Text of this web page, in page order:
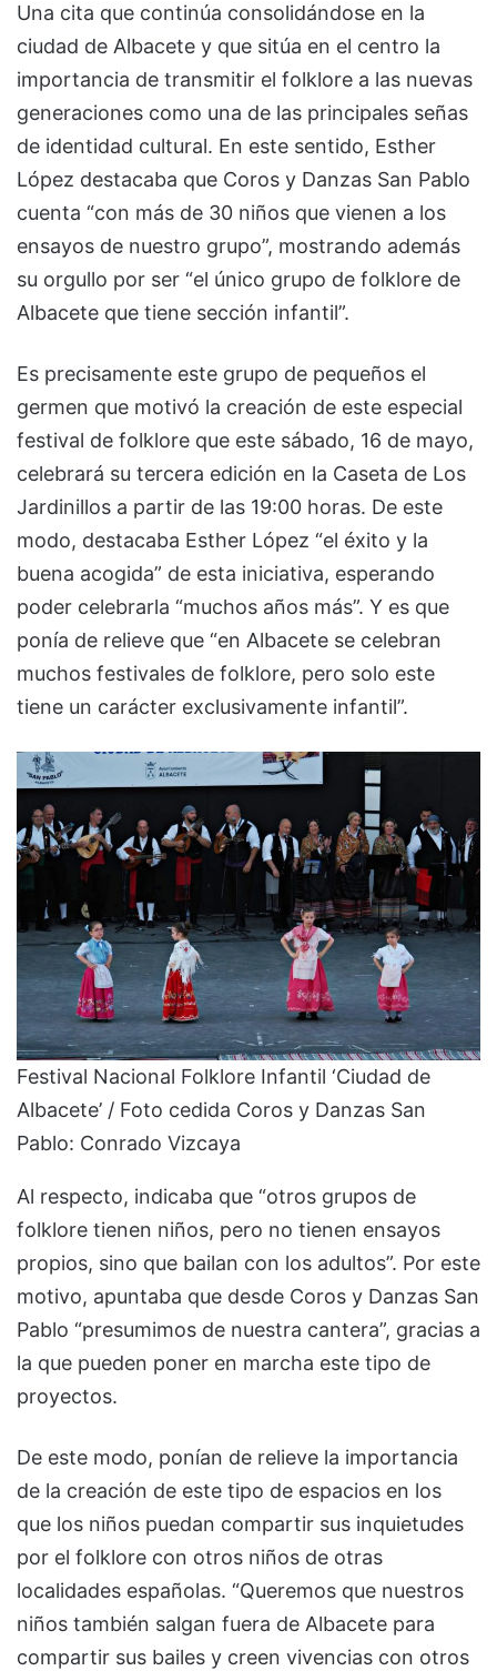
Una cita que continúa consolidándose en la
ciudad de Albacete y que sitúa en el centro la
importancia de transmitir el folklore a las nuevas
generaciones como una de las principales señas
de identidad cultural. En este sentido, Esther
López destacaba que Coros y Danzas San Pablo
cuenta “con más de 30 niños que vienen a los
ensayos de nuestro grupo”, mostrando además
su orgullo por ser “el único grupo de folklore de
Albacete que tiene sección infantil”.
Es precisamente este grupo de pequeños el
germen que motivó la creación de este especial
festival de folklore que este sábado, 16 de mayo,
celebrará su tercera edición en la Caseta de Los
Jardinillos a partir de las 19:00 horas. De este
modo, destacaba Esther López “el éxito y la
buena acogida” de esta iniciativa, esperando
poder celebrarla “muchos años más”. Y es que
ponía de relieve que “en Albacete se celebran
muchos festivales de folklore, pero solo este
tiene un carácter exclusivamente infantil”.
Festival Nacional Folklore Infantil ‘Ciudad de
Albacete’ / Foto cedida Coros y Danzas San
Pablo: Conrado Vizcaya
Al respecto, indicaba que “otros grupos de
folklore tienen niños, pero no tienen ensayos
propios, sino que bailan con los adultos”. Por este
motivo, apuntaba que desde Coros y Danzas San
Pablo “presumimos de nuestra cantera”, gracias a
la que pueden poner en marcha este tipo de
proyectos.
De este modo, ponían de relieve la importancia
de la creación de este tipo de espacios en los
que los niños puedan compartir sus inquietudes
por el folklore con otros niños de otras
localidades españolas. “Queremos que nuestros
niños también salgan fuera de Albacete para
compartir sus bailes y creen vivencias con otros